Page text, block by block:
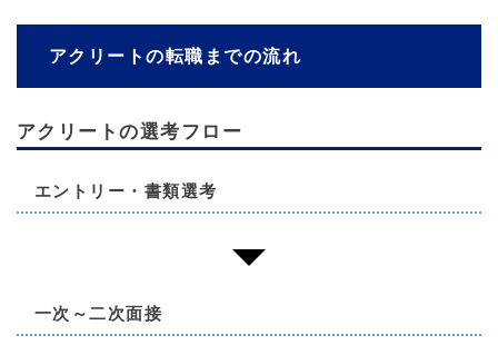
アクリートの転職までの流れ
アクリートの選考フロー
エントリー・書類選考
一次～二次面接